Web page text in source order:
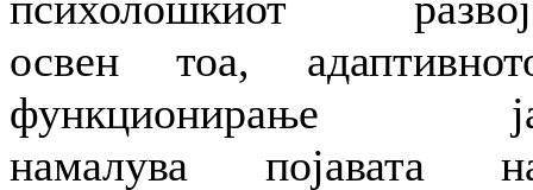
освен тоа,
функционирање
намалува појавата